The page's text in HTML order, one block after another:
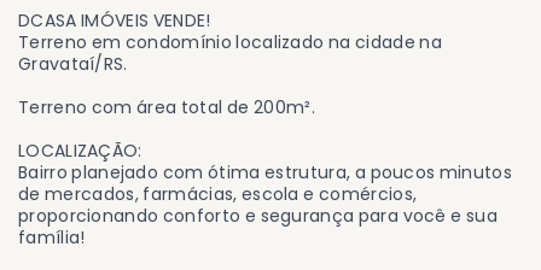
DCASA IMÓVEIS VENDE!
Terreno em condomínio localizado na cidade na
Gravataí/RS.
Terreno com área total de 200m².
LOCALIZAÇÃO:
Bairro planejado com ótima estrutura, a poucos minutos
de mercados, farmácias, escola e comércios,
proporcionando conforto e segurança para você e sua
família!